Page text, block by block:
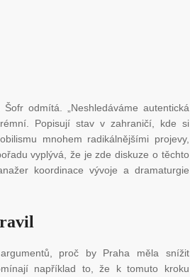
odmítá. „Neshledáváme autentická
Popisují stav v zahraničí, kde si
mnohem radikálnějšími projevy,
vyplývá, že je zde diskuze o těchto
koordinace vývoje a dramaturgie
proč by Praha měla snížit
například to, že k tomuto kroku